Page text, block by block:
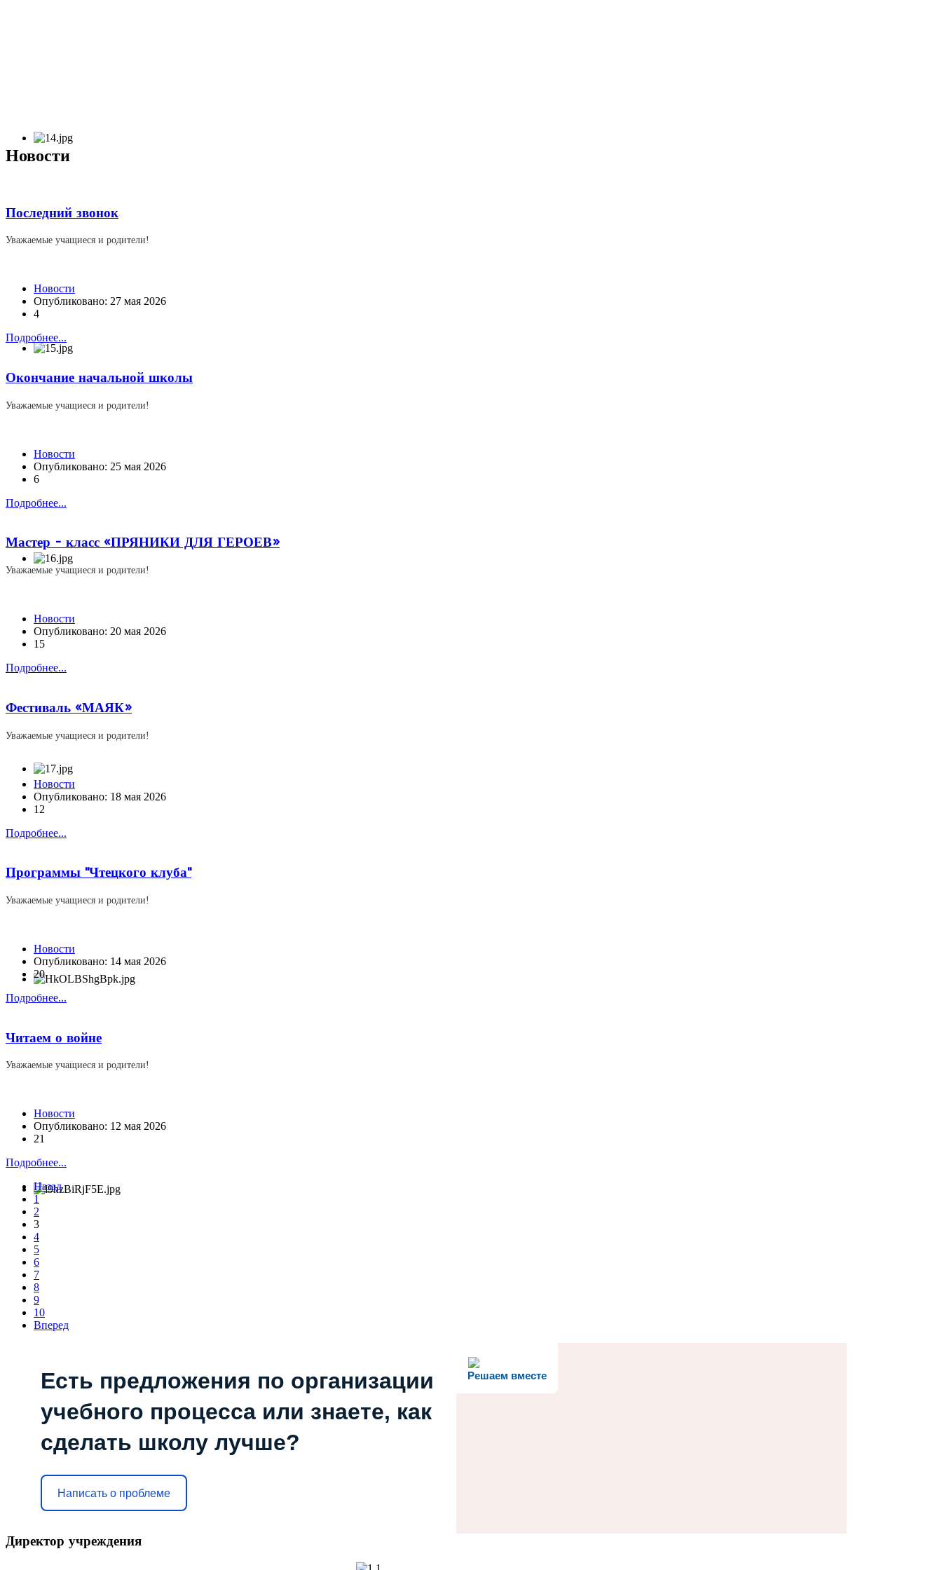
Новости
Последний звонок
Уважаемые учащиеся и родители!
Новости
Опубликовано: 27 мая 2026
4
Подробнее...
Окончание начальной школы
Уважаемые учащиеся и родители!
Новости
Опубликовано: 25 мая 2026
6
Подробнее...
Мастер - класс «ПРЯНИКИ ДЛЯ ГЕРОЕВ»
Уважаемые учащиеся и родители!
Новости
Опубликовано: 20 мая 2026
15
Подробнее...
Фестиваль «МАЯК»
Уважаемые учащиеся и родители!
Новости
Опубликовано: 18 мая 2026
12
Подробнее...
Программы "Чтецкого клуба"
Уважаемые учащиеся и родители!
Новости
Опубликовано: 14 мая 2026
20
Подробнее...
Читаем о войне
Уважаемые учащиеся и родители!
Новости
Опубликовано: 12 мая 2026
21
Подробнее...
Назад
1
2
3
4
5
6
7
8
9
10
Вперед
Решаем вместе
Есть предложения по организации
учебного процесса или знаете, как
сделать школу лучше?
Написать о проблеме
Директор учреждения